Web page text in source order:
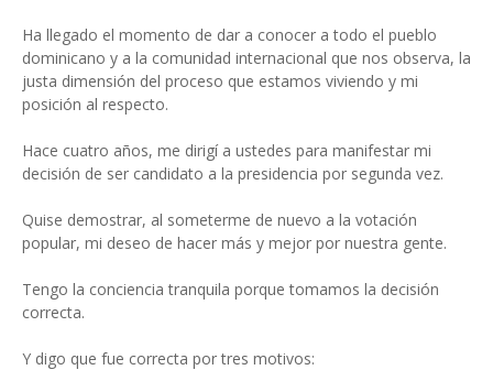
Ha llegado el momento de dar a conocer a todo el pueblo
dominicano y a la comunidad internacional que nos observa, la
justa dimensión del proceso que estamos viviendo y mi
posición al respecto.
Hace cuatro años, me dirigí a ustedes para manifestar mi
decisión de ser candidato a la presidencia por segunda vez.
Quise demostrar, al someterme de nuevo a la votación
popular, mi deseo de hacer más y mejor por nuestra gente.
Tengo la conciencia tranquila porque tomamos la decisión
correcta.
Y digo que fue correcta por tres motivos: